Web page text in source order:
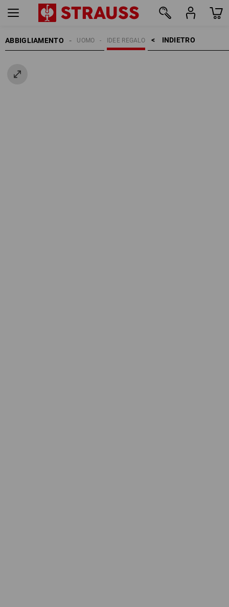
ABBIGLIAMENTO INDIETRO    >
IDEE REGALO
UOMO